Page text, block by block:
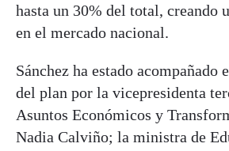
hasta un 30% del total, creando
en el mercado nacional.
Sánchez ha estado acompañado
del plan por la vicepresidenta
Asuntos Económicos y
Nadia Calviño; la ministra de